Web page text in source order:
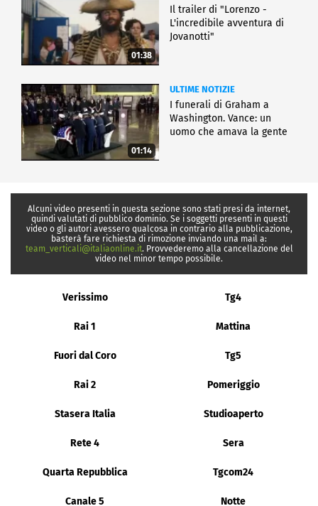
01:38
Il trailer di "Lorenzo -
L'incredibile avventura di
Jovanotti"
01:14
ULTIME NOTIZIE
I funerali di Graham a
Washington. Vance: un
uomo che amava la gente
Alcuni video presenti in questa sezione sono stati presi da internet,
quindi valutati di pubblico dominio. Se i soggetti presenti in questi
video o gli autori avessero qualcosa in contrario alla pubblicazione,
basterà fare richiesta di rimozione inviando una mail a:
team_verticali@italiaonline.it. Provvederemo alla cancellazione del
video nel minor tempo possibile.
Verissimo Tg4
Rai 1 Mattina
Fuori dal Coro Tg5
Rai 2 Pomeriggio
Stasera Italia Studioaperto
Rete 4 Sera
Quarta Repubblica Tgcom24
Canale 5 Notte